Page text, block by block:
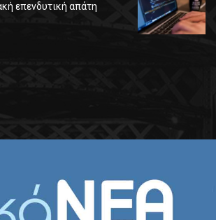
επενδυτική απάτη